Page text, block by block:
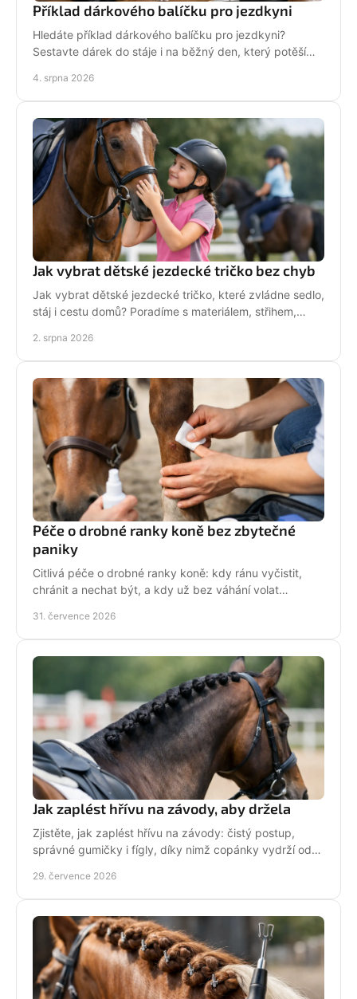
Příklad dárkového balíčku pro jezdkyni
Hledáte příklad dárkového balíčku pro jezdkyni?
Sestavte dárek do stáje i na běžný den, který potěší
4. srpna 2026
Jak vybrat dětské jezdecké tričko bez chyb
Jak vybrat dětské jezdecké tričko, které zvládne sedlo,
stáj i cestu domů? Poradíme s materiálem, střihem,
2. srpna 2026
Péče o drobné ranky koně bez zbytečné
paniky
Citlivá péče o drobné ranky koně: kdy ránu vyčistit,
chránit a nechat být, a kdy už bez váhání volat
31. července 2026
Jak zaplést hřívu na závody, aby držela
Zjistěte, jak zaplést hřívu na závody: čistý postup,
správné gumičky i fígly, díky nimž copánky vydrží od
29. července 2026